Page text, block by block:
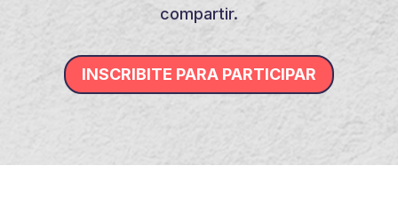
compartir.
INSCRIBITE PARA PARTICIPAR